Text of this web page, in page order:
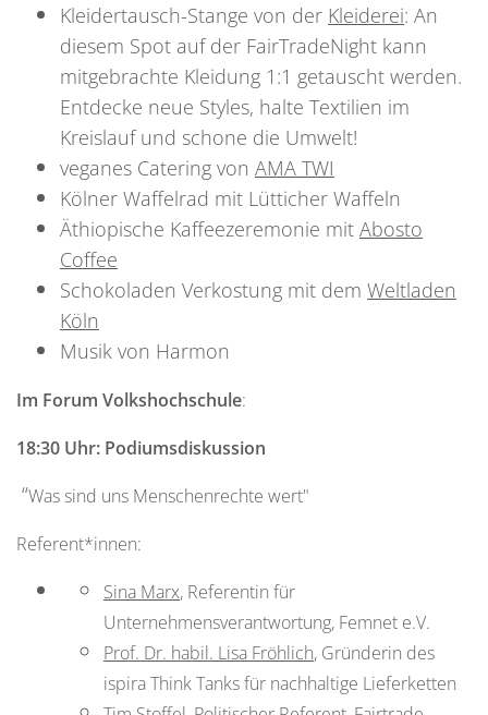
Kleidertausch-Stange von der Kleiderei: An
diesem Spot auf der FairTradeNight kann
mitgebrachte Kleidung 1:1 getauscht werden.
Entdecke neue Styles, halte Textilien im
Kreislauf und schone die Umwelt!
veganes Catering von AMA TWI
Kölner Waffelrad mit Lütticher Waffeln
Äthiopische Kaffeezeremonie mit Abosto
Coffee
Schokoladen Verkostung mit dem Weltladen
Köln
Musik von Harmon
Im Forum Volkshochschule:
18:30 Uhr: Podiumsdiskussion
“Was sind uns Menschenrechte wert"
Referent*innen:
Sina Marx, Referentin für
Unternehmensverantwortung, Femnet e.V.
Prof. Dr. habil. Lisa Fröhlich, Gründerin des
ispira Think Tanks für nachhaltige Lieferketten